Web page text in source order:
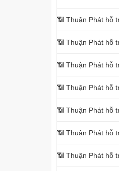
📶 Thuận Phát hỗ
📶 Thuận Phát hỗ
📶 Thuận Phát hỗ
📶 Thuận Phát hỗ
📶 Thuận Phát hỗ
📶 Thuận Phát hỗ
📶 Thuận Phát hỗ